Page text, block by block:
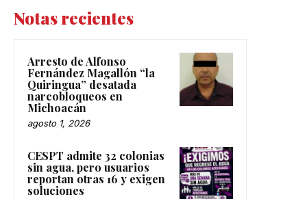
Notas recientes
Arresto de Alfonso
Fernández Magallón “la
Quiringua” desatada
narcobloqueos en
Michoacán
agosto 1, 2026
CESPT admite 32 colonias
sin agua, pero usuarios
reportan otras 16 y exigen
soluciones